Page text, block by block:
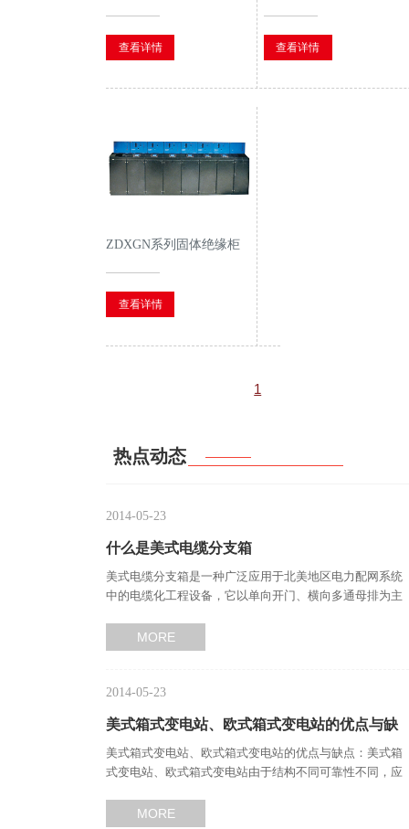
定式交流金属封闭环网开
关设备
查看详情
金属封闭开关设备
查看详情
ZDXGN系列固体绝缘柜
查看详情
1
热点动态
2014-05-23
什么是美式电缆分支箱
美式电缆分支箱是一种广泛应用于北美地区电力配网系统
中的电缆化工程设备，它以单向开门、横向多通母排为主
MORE
2014-05-23
美式箱式变电站、欧式箱式变电站的优点与缺
点…
美式箱式变电站、欧式箱式变电站的优点与缺点：美式箱
式变电站、欧式箱式变电站由于结构不同可靠性不同，应
MORE